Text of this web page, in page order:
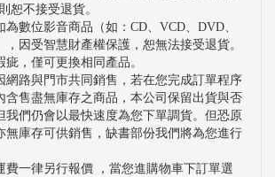
恕不接受退貨。
為數位影音商品（如：CD、VCD、DVD、
，因受智慧財產權保護，恕無法接受退貨。
疵，僅可更換相同產品。
網路與門市共同銷售，若在您完成訂單程序
含售盡無庫存之商品，本公司保留出貨與否
我們仍會以最快速度為您下單調貨。但恐原
無庫存可供銷售，缺書部份我們將為您進行
費一律另行報價 ，當您進購物車下訂單選